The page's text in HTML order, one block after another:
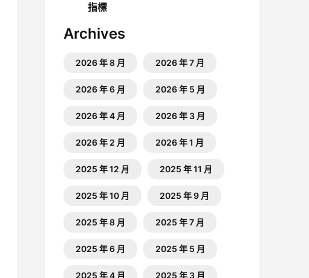
指標
Archives
2026 年 8 月 2026 年 7 月
2026 年 6 月 2026 年 5 月
2026 年 4 月 2026 年 3 月
2026 年 2 月 2026 年 1 月
2025 年 12 月 2025 年 11 月
2025 年 10 月 2025 年 9 月
2025 年 8 月 2025 年 7 月
2025 年 6 月 2025 年 5 月
2025 年 4 月 2025 年 3 月